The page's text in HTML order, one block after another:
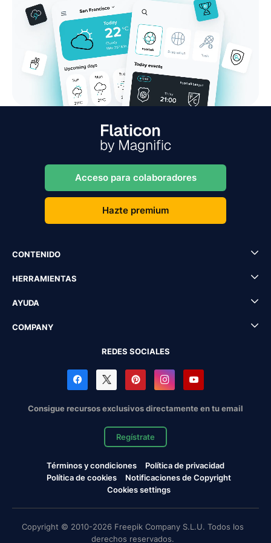
Acceso para colaboradores
Hazte premium
CONTENIDO
HERRAMIENTAS
AYUDA
COMPANY
REDES SOCIALES
Consigue recursos exclusivos directamente en tu email
Regístrate
Términos y condiciones
Política de privacidad
Política de cookies
Notificaciones de Copyright
Cookies settings
Copyright © 2010-2026 Freepik Company S.L.U. Todos los
derechos reservados.